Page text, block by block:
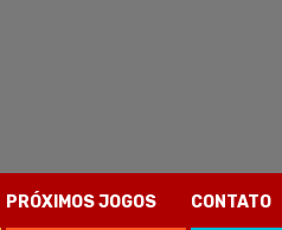
PRÓXIMOS JOGOS CONTATO